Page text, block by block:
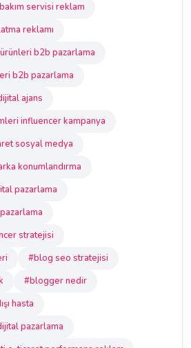
servisi reklam
reklamı
b2b pazarlama
b2b pazarlama
ajans
influencer kampanya
sosyal medya
konumlandırma
pazarlama
stratejisi
#blog seo stratejisi
#blogger nedir
hasta
pazarlama